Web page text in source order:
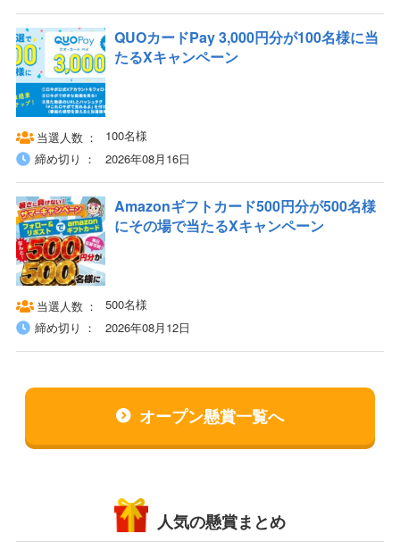
QUOカードPay 3,000円分が100名様に当
たるXキャンペーン
当選人数
100名様
締め切り
2026年08月16日
Amazonギフトカード500円分が500名様
にその場で当たるXキャンペーン
当選人数
500名様
締め切り
2026年08月12日
オープン懸賞一覧へ
人気の懸賞まとめ